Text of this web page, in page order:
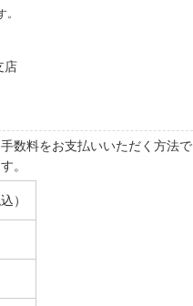
店
数料をお支払いいただく方法で
。
）